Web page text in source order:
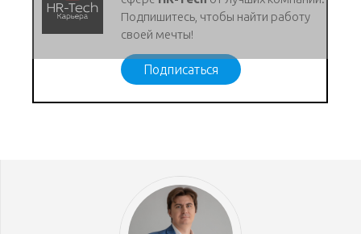
Подпишитесь, чтобы найти работу
своей мечты!
Подписаться